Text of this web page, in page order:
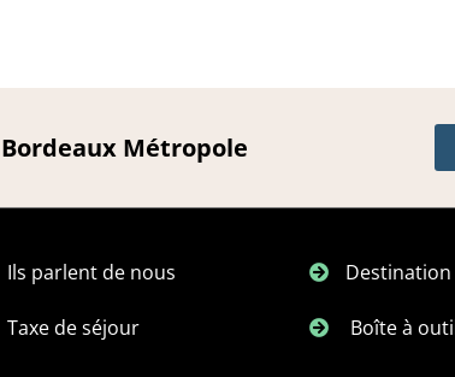
Métropole
Ils parlent de nous
Taxe de séjour Boîte à